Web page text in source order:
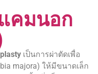
คมนอก
เป็นการผ่าตัดเพื่อ
majora) ให้มีขนาดเล็ก